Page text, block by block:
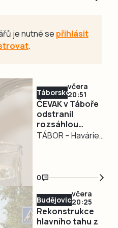
je nutné se přihlásit
.
Táborsko
včera
20:51
ČEVAK v Táboře
odstranil
rozsáhlou
havárii a v půl
TÁBOR – Havárie
odpoledne ocitla
bez vody zhruba
třetina města v
severní části
Tábora, je
0
Budějovicko
včera
20:25
Rekonstrukce
hlavního tahu z